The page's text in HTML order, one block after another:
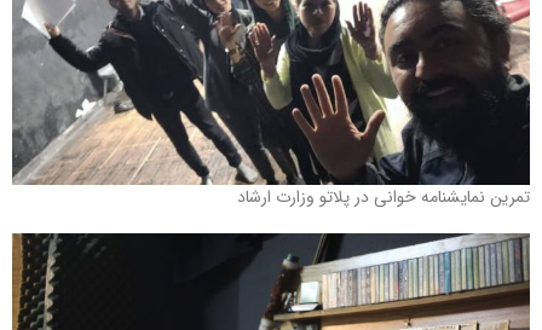
تمرین نمایشنامه خوانی در پلاتو وزارت ارشاد